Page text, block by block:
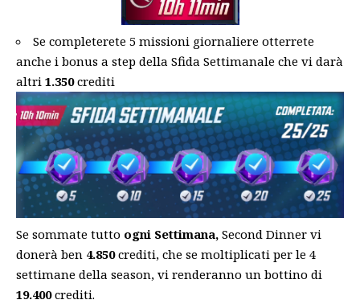
Se completerete 5 missioni giornaliere otterrete
anche i bonus a step della Sfida Settimanale che vi darà
altri 1.350crediti
Se sommate tutto ogni Settimana, Second Dinner vi
donerà ben 4.850crediti, che se moltiplicati per le 4
settimane della season, vi renderanno un bottino di
19.400crediti.